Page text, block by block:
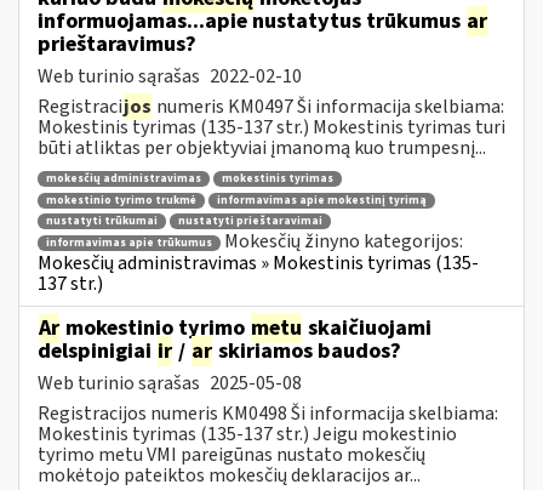
informuojamas...apie nustatytus trūkumus ar
prieštaravimus?
Web turinio sąrašas 2022-02-10
Registracijos numeris KM0497 Ši informacija skelbiama:
Mokestinis tyrimas (135-137 str.) Mokestinis tyrimas turi
būti atliktas per objektyviai įmanomą kuo trumpesnį...
mokesčių administravimas
mokestinis tyrimas
mokestinio tyrimo trukmė
informavimas apie mokestinį tyrimą
nustatyti trūkumai
nustatyti prieštaravimai
informavimas apie trūkumus
Mokesčių žinyno kategorijos:
Mokesčių administravimas » Mokestinis tyrimas (135-
137 str.)
Ar mokestinio tyrimo metu skaičiuojami
delspinigiai ir / ar skiriamos baudos?
Web turinio sąrašas 2025-05-08
Registracijos numeris KM0498 Ši informacija skelbiama:
Mokestinis tyrimas (135-137 str.) Jeigu mokestinio
tyrimo metu VMI pareigūnas nustato mokesčių
mokėtojo pateiktos mokesčių deklaracijos ar...